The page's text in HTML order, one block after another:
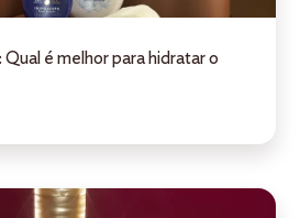
é melhor para hidratar o